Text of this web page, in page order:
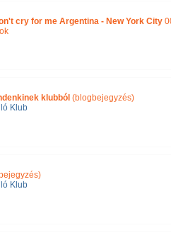
cry for me Argentina - New York City
klubból (blogbejegyzés)
Klub
Klub